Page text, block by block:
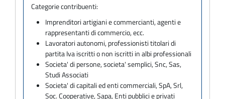
Categorie contribuenti:
Imprenditori artigiani e commercianti, agenti e
rappresentanti di commercio, ecc.
Lavoratori autonomi, professionisti titolari di
partita Iva iscritti o non iscritti in albi professionali
Societa' di persone, societa' semplici, Snc, Sas,
Studi Associati
Societa' di capitali ed enti commerciali, SpA, Srl,
Soc. Cooperative, Sapa, Enti pubblici e privati